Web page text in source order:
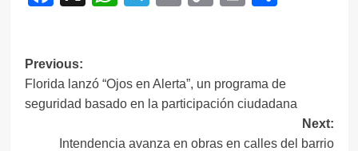
Navegación
de
entradas
Previous:
Florida lanzó “Ojos en Alerta”, un programa de
seguridad basado en la participación ciudadana
Next:
Intendencia avanza en obras en calles del barrio